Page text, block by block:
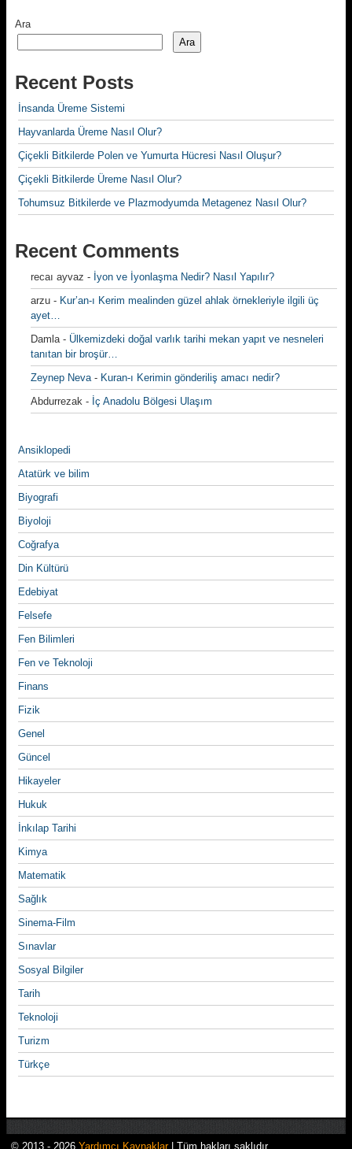
Ara
Ara
Recent Posts
İnsanda Üreme Sistemi
Hayvanlarda Üreme Nasıl Olur?
Çiçekli Bitkilerde Polen ve Yumurta Hücresi Nasıl Oluşur?
Çiçekli Bitkilerde Üreme Nasıl Olur?
Tohumsuz Bitkilerde ve Plazmodyumda Metagenez Nasıl Olur?
Recent Comments
recaı ayvaz - İyon ve İyonlaşma Nedir? Nasıl Yapılır?
arzu - Kur’an-ı Kerim mealinden güzel ahlak örnekleriyle ilgili üç
ayet…
Damla- Ülkemizdeki doğal varlık tarihi mekan yapıt ve nesneleri
tanıtan bir broşür…
Zeynep Neva- Kuran-ı Kerimin gönderiliş amacı nedir?
Abdurrezak - İç Anadolu Bölgesi Ulaşım
Ansiklopedi
Atatürk ve bilim
Biyografi
Biyoloji
Coğrafya
Din Kültürü
Edebiyat
Felsefe
Fen Bilimleri
Fen ve Teknoloji
Finans
Fizik
Genel
Güncel
Hikayeler
Hukuk
İnkılap Tarihi
Kimya
Matematik
Sağlık
Sinema-Film
Sınavlar
Sosyal Bilgiler
Tarih
Teknoloji
Turizm
Türkçe
© 2013 - 2026 Yardımcı Kaynaklar| Tüm hakları saklıdır.